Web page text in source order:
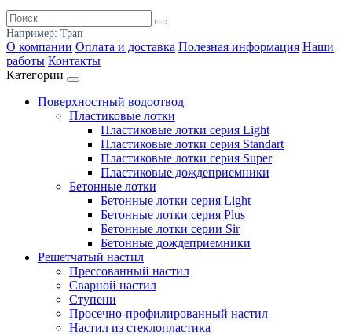
Например: Трап
О компании Оплата и доставка Полезная информация Наши
работы Контакты
Категории
Поверхностный водоотвод
Пластиковые лотки
Пластиковые лотки серия Light
Пластиковые лотки серия Standart
Пластиковые лотки серия Super
Пластиковые дождеприемники
Бетонные лотки
Бетонные лотки серия Light
Бетонные лотки серия Plus
Бетонные лотки серии Sir
Бетонные дождеприемники
Решетчатый настил
Прессованный настил
Сварной настил
Ступени
Просечно-профилированный настил
Настил из стеклопластика